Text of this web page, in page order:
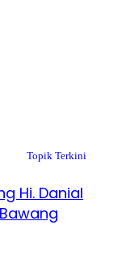
Topik Terkini
Hi. Danial